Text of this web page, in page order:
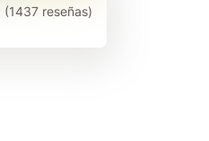
(1437 reseñas)